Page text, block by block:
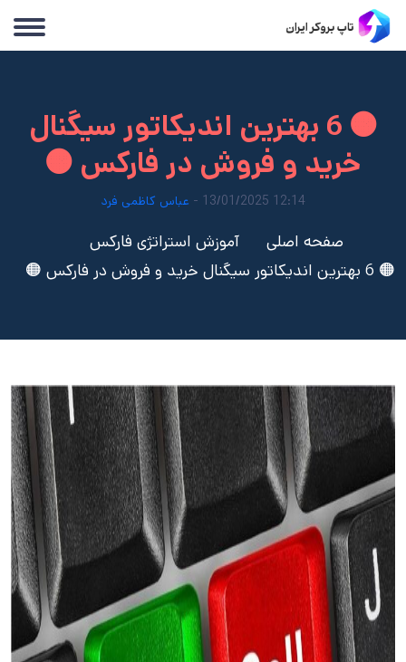
🟠 6 بهترین اندیکاتور سیگنال
خرید و فروش در فارکس 🟠
12:14 13/01/2025 - عباس کاظمی فرد
صفحه اصلی
آموزش استراتژی فارکس
🟠 6 بهترین اندیکاتور سیگنال خرید و فروش در فارکس 🟠